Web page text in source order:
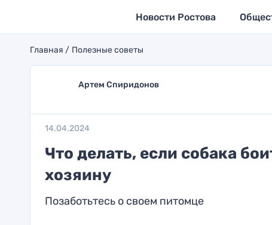
Новости Ростова
Главная Полезные советы
Артем Спиридонов
14.04.2024
Что делать, если собака
хозяину
Позаботьтесь о своем питомце